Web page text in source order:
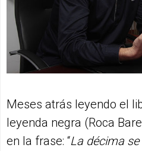
Meses atrás leyendo el
leyenda negra (Roca
en la frase: “La décima